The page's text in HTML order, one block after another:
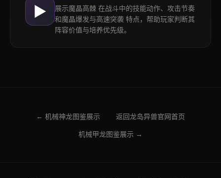
▶
展示魔晶高棘 在战斗中的技能动作、攻击节奏
和魔晶爆发与高速突袭 特点，帮助玩家判断其
阵容价值与培养优先级。
← 机械神龙图鉴展示 返回龙岛异兽官网首页
机械甲龙图鉴展示 →